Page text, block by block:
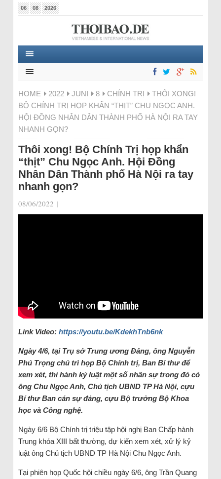
06 08 2026
HOME 2022 JUNI 8 CHÍNH TRỊ
THÔI XONG!
BỘ CHÍNH TRỊ HỌP KHẨN “THỊT” CHU NGỌC ANH.
HỘI ĐỒNG NHÂN DÂN THÀNH PHỐ HÀ NỘI RA TAY
NHANH GỌN?
Thôi xong! Bộ Chính Trị họp khẩn
“thịt” Chu Ngọc Anh. Hội Đồng
Nhân Dân Thành phố Hà Nội ra tay
nhanh gọn?
08/06/2022 |
Link Video: https://youtu.be/KdekhTnb6nk
Ngày 4/6, tại Trụ sở Trung ương Đảng, ông Nguyễn
Phú Trọng chủ trì họp Bộ Chính trị, Ban Bí thư để
xem xét, thi hành kỷ luật một số nhân sự trong đó có
ông Chu Ngọc Anh, Chủ tịch UBND TP Hà Nội, cựu
Bí thư Ban cán sự đảng, cựu Bộ trưởng Bộ Khoa
học và Công nghệ.
Ngày 6/6 Bộ Chính trị triệu tập hội nghị Ban Chấp hành
Trung khóa XIII bất thường, dự kiến xem xét, xử lý kỷ
luật ông Chủ tịch UBND TP Hà Nội Chu Ngọc Anh.
Tại phiên họp Quốc hội chiều ngày 6/6, ông Trần Quang